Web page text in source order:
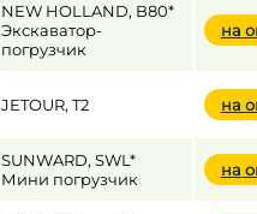
NEW HOLLAND, B80*
Экскаватор-
погрузчик
на
JETOUR, T2 на
SUNWARD, SWL*
Мини погрузчик
на